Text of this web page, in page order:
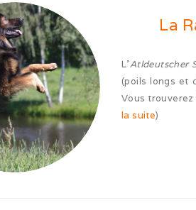
La
L’Atldeutscher
(poils longs et
Vous
la suite)